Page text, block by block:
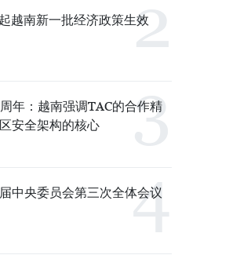
越南新一批经济政策生效
年：越南强调TAC的合作精
安全架构的核心
中央委员会第三次全体会议